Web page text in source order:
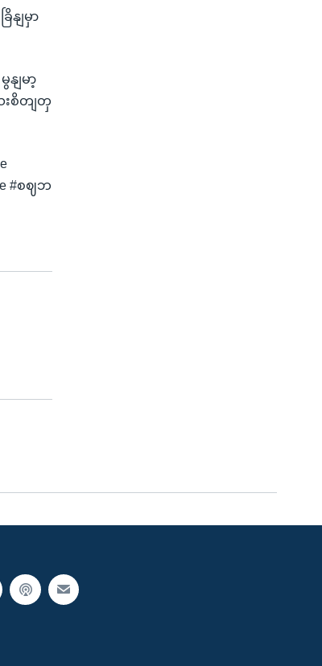
နျမှာ
နျမာ့
းစိတျတှ
#စဈဘ